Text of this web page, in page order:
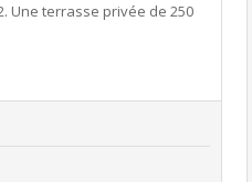
Une terrasse privée de 250